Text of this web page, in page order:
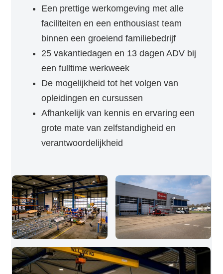
Een prettige werkomgeving met alle
faciliteiten en een enthousiast team
binnen een groeiend familiebedrijf
25 vakantiedagen en 13 dagen ADV bij
een fulltime werkweek
De mogelijkheid tot het volgen van
opleidingen en cursussen
Afhankelijk van kennis en ervaring een
grote mate van zelfstandigheid en
verantwoordelijkheid